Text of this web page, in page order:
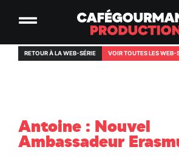
RETOUR À LA WEB-SÉRIE VOIR TOUTES LES WEB-
Antoine : Nouvel
Ambassadeur